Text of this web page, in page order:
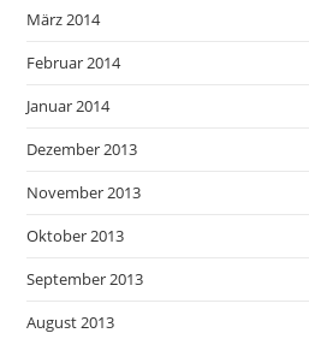
März 2014
Februar 2014
Januar 2014
Dezember 2013
November 2013
Oktober 2013
September 2013
August 2013